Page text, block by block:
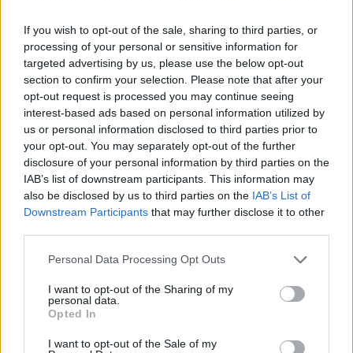
If you wish to opt-out of the sale, sharing to third parties, or
processing of your personal or sensitive information for
targeted advertising by us, please use the below opt-out
section to confirm your selection. Please note that after your
opt-out request is processed you may continue seeing
interest-based ads based on personal information utilized by
us or personal information disclosed to third parties prior to
your opt-out. You may separately opt-out of the further
disclosure of your personal information by third parties on the
IAB’s list of downstream participants. This information may
also be disclosed by us to third parties on the IAB’s List of
Downstream Participants that may further disclose it to other
Personal Data Processing Opt Outs
I want to opt-out of the Sharing of my
personal data.
Opted In
I want to opt-out of the Sale of my
“Meghan Markle, è stata oggetto di un'ondata
di abusi e molestie. Il principe Harry è
preoccupato per la sicurezza della signora
Markle ed è profondamente deluso dal fatto
che non sia stato in grado di proteggerla...
Questo non è un gioco, è la loro vita”.
Daily Mail tira fuori la frase
incriminata: ora si capisce
tutto